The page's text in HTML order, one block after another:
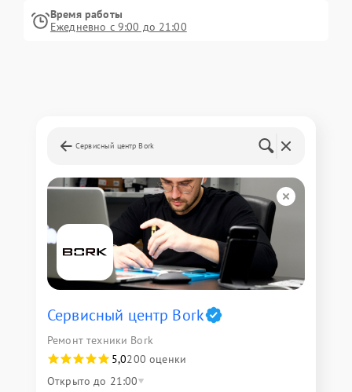
Время работы
Ежедневно с 9:00 до 21:00
Сервисный центр Bork
Сервисный центр Bork
Ремонт техники Bork
5,0200 оценки
Открыто до 21:00